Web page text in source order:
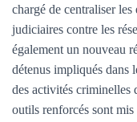
chargé de centraliser
judiciaires contre les
également un nouveau
détenus impliqués dans
des activités criminelles
outils renforcés sont